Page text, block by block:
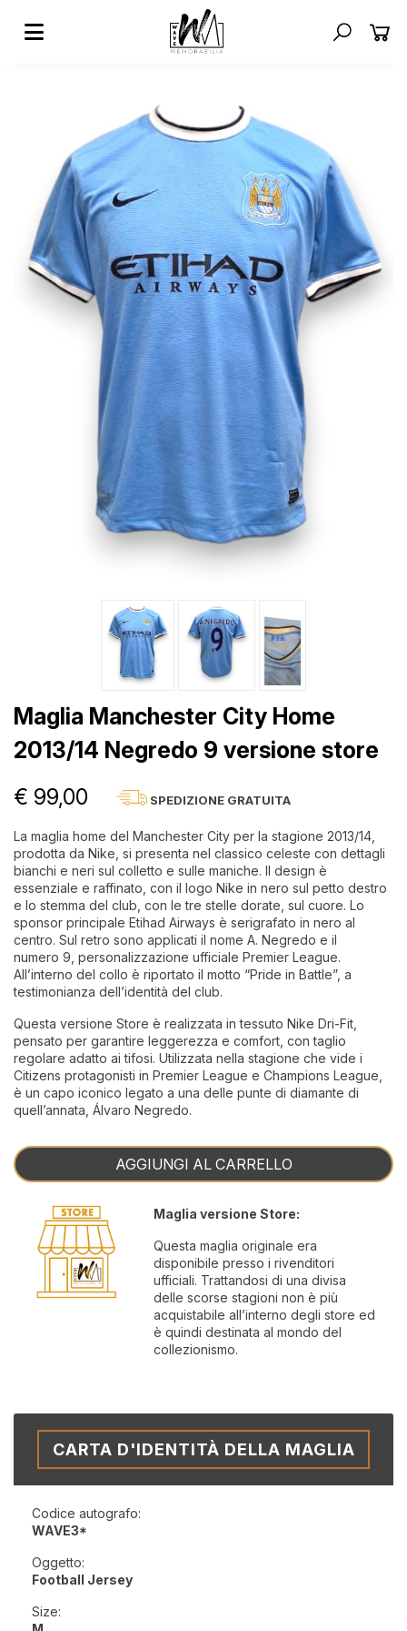
Maglia Manchester City Home
2013/14 Negredo 9 versione store
€ 99,00 SPEDIZIONE GRATUITA
La maglia home del Manchester City per la stagione 2013/14,
prodotta da Nike, si presenta nel classico celeste con dettagli
bianchi e neri sul colletto e sulle maniche. Il design è
essenziale e raffinato, con il logo Nike in nero sul petto destro
e lo stemma del club, con le tre stelle dorate, sul cuore. Lo
sponsor principale Etihad Airways è serigrafato in nero al
centro. Sul retro sono applicati il nome A. Negredo e il
numero 9, personalizzazione ufficiale Premier League.
All’interno del collo è riportato il motto “Pride in Battle”, a
testimonianza dell’identità del club.
Questa versione Store è realizzata in tessuto Nike Dri-Fit,
pensato per garantire leggerezza e comfort, con taglio
regolare adatto ai tifosi. Utilizzata nella stagione che vide i
Citizens protagonisti in Premier League e Champions League,
è un capo iconico legato a una delle punte di diamante di
quell’annata, Álvaro Negredo.
AGGIUNGI AL CARRELLO
Maglia versione Store:
Questa maglia originale era
disponibile presso i rivenditori
ufficiali. Trattandosi di una divisa
delle scorse stagioni non è più
acquistabile all’interno degli store ed
è quindi destinata al mondo del
collezionismo.
CARTA D'IDENTITÀ DELLA MAGLIA
Codice autografo:
WAVE3*
Oggetto:
Football Jersey
Size: